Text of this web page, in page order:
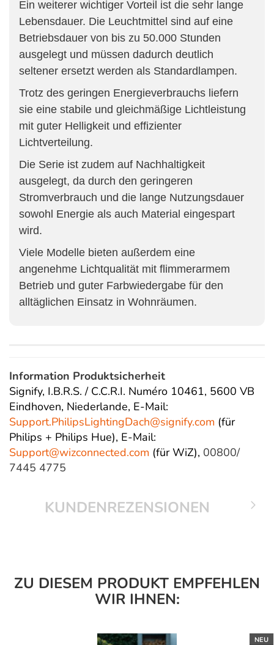
Ein weiterer wichtiger Vorteil ist die sehr lange
Lebensdauer. Die Leuchtmittel sind auf eine
Betriebsdauer von bis zu 50.000 Stunden
ausgelegt und müssen dadurch deutlich
seltener ersetzt werden als Standardlampen.
Trotz des geringen Energieverbrauchs liefern
sie eine stabile und gleichmäßige Lichtleistung
mit guter Helligkeit und effizienter
Lichtverteilung.
Die Serie ist zudem auf Nachhaltigkeit
ausgelegt, da durch den geringeren
Stromverbrauch und die lange Nutzungsdauer
sowohl Energie als auch Material eingespart
wird.
Viele Modelle bieten außerdem eine
angenehme Lichtqualität mit flimmerarmem
Betrieb und guter Farbwiedergabe für den
alltäglichen Einsatz in Wohnräumen.
Information Produktsicherheit
Signify, I.B.R.S. / C.C.R.I. Numéro 10461, 5600 VB
Eindhoven, Niederlande, E-Mail:
Support.PhilipsLightingDach@signify.com (für
Philips + Philips Hue), E-Mail:
Support@wizconnected.com (für WiZ), 00800/
7445 4775
KUNDENREZENSIONEN
ZU DIESEM PRODUKT EMPFEHLEN
WIR IHNEN:
NEU